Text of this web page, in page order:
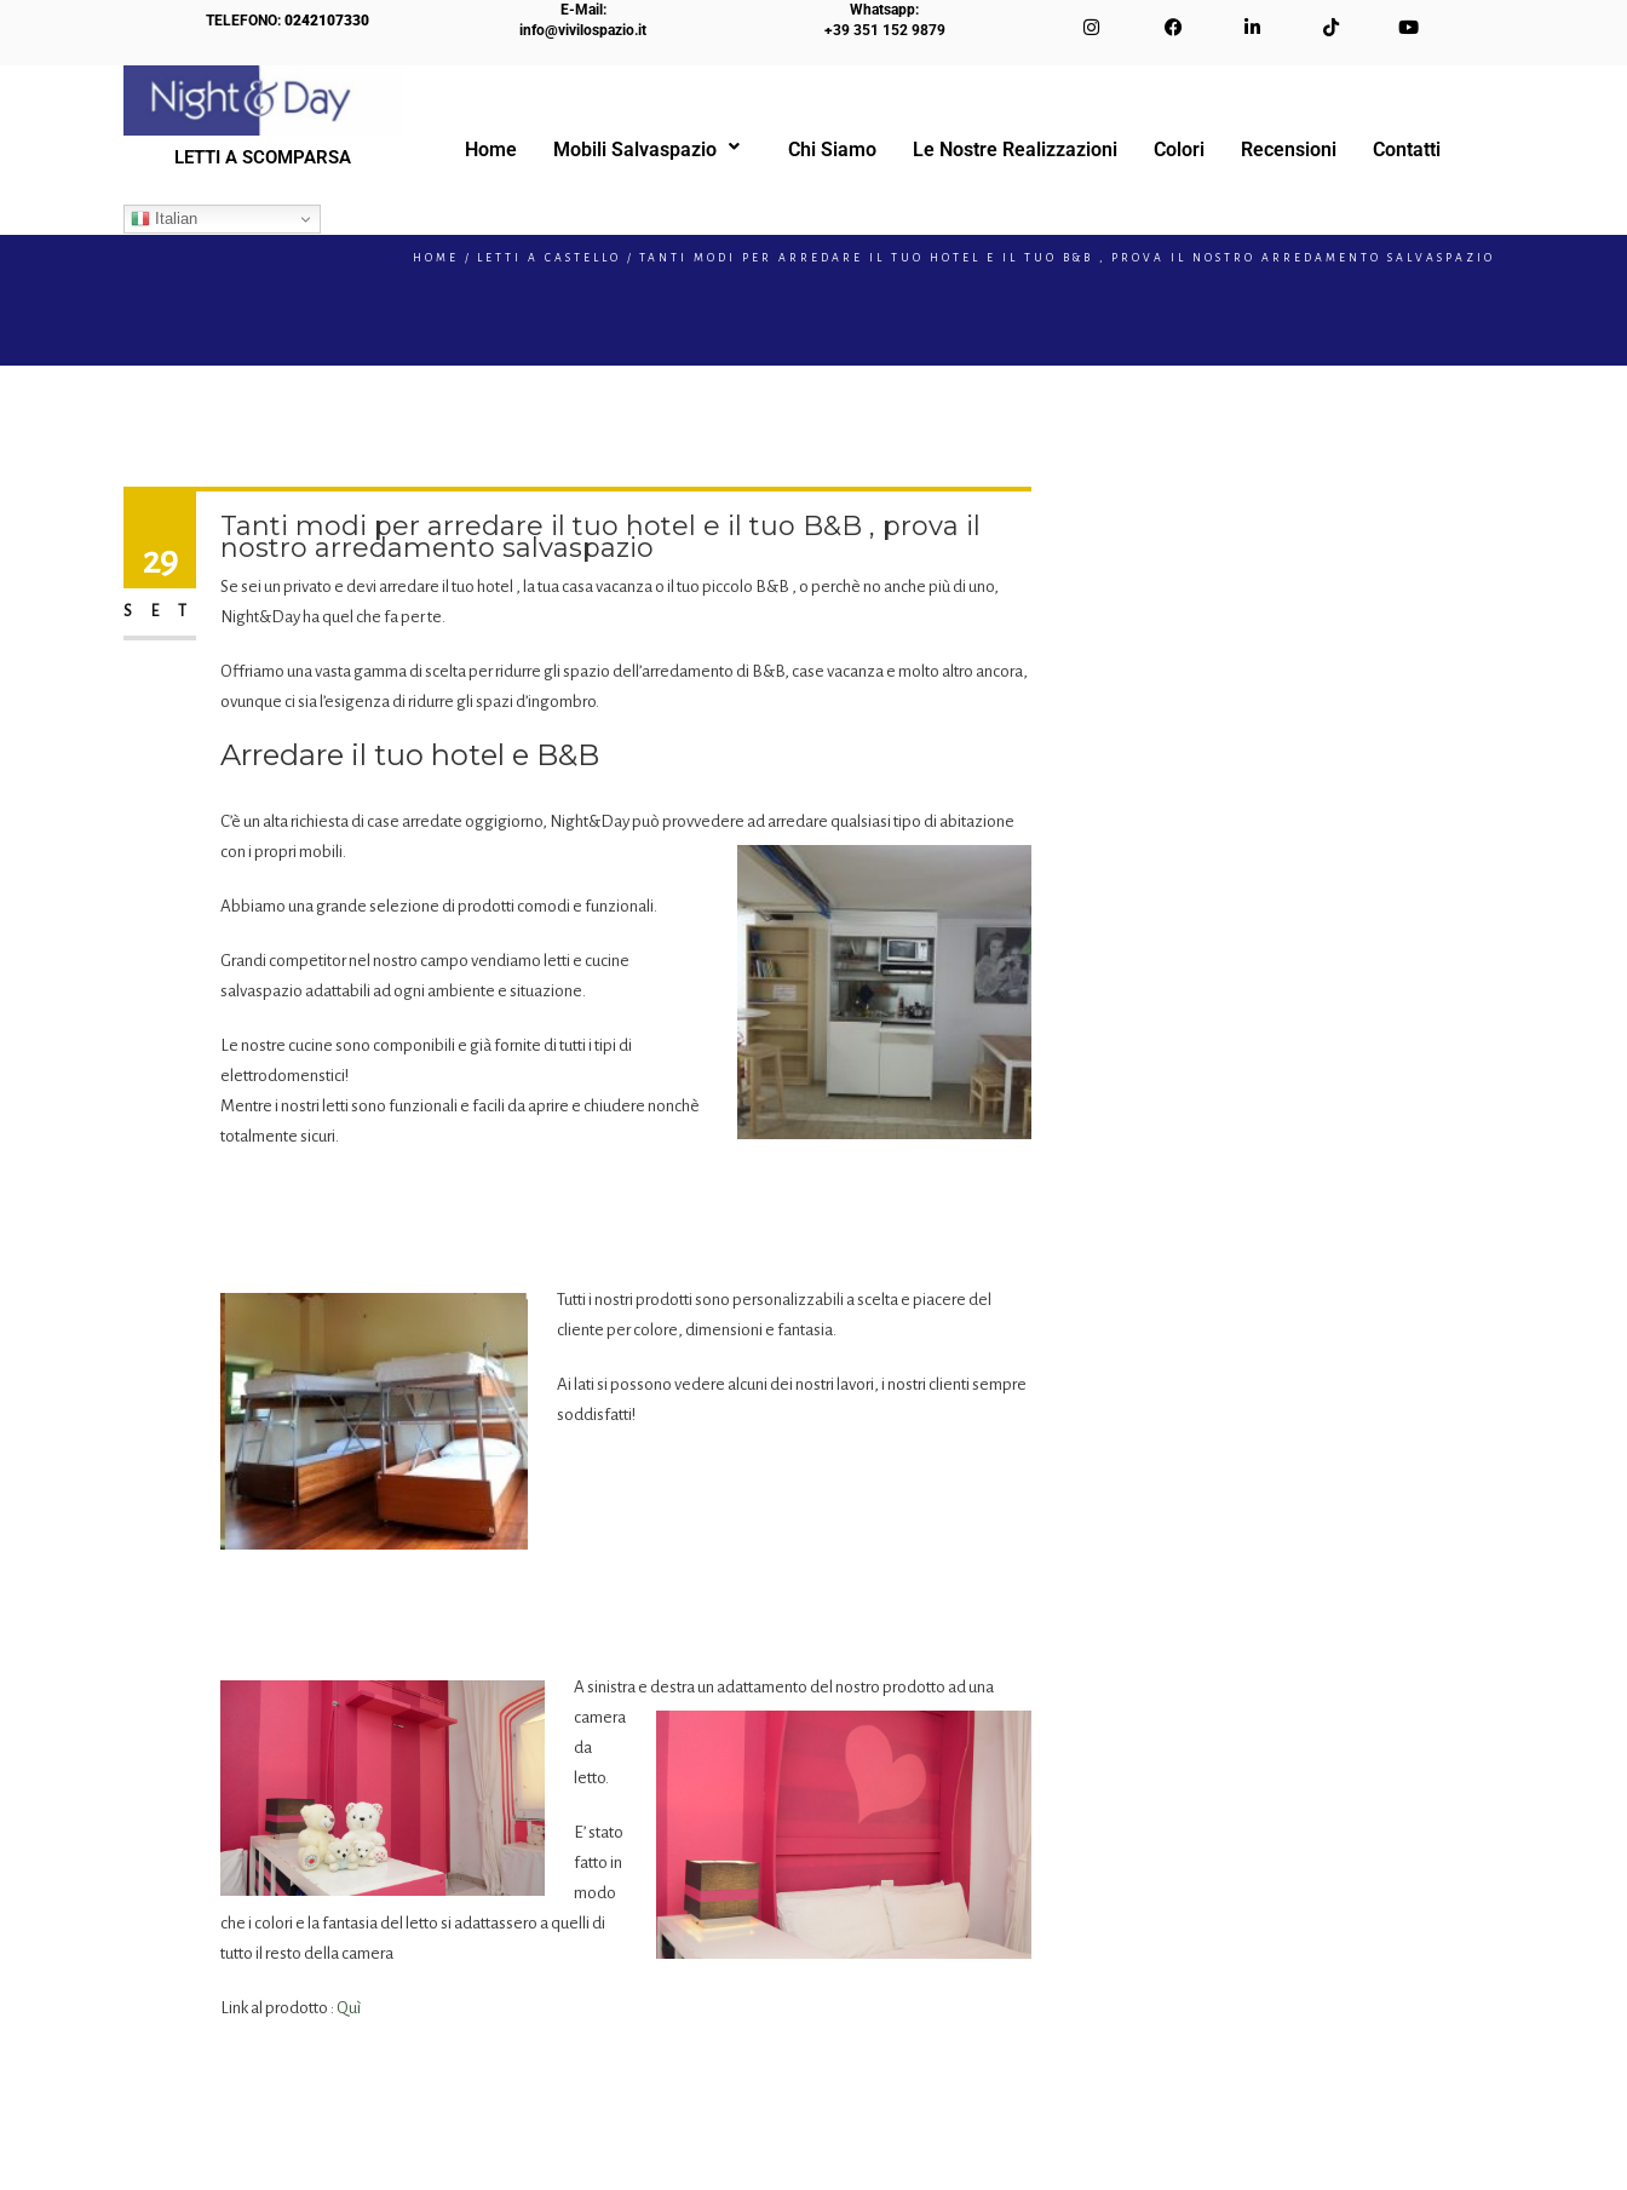
TELEFONO:0242107330
E-Mail:
info@vivilospazio.it
Whatsapp:
+39 351 152 9879
LETTI A SCOMPARSA
Italian
Home Mobili Salvaspazio Chi Siamo Le Nostre Realizzazioni Colori Recensioni Contatti
IL NOSTRO BLOG!
HOME LETTI A CASTELLO TANTI MODI PER ARREDARE IL TUO HOTEL E IL TUO B&B , PROVA IL NOSTRO ARREDAMENTO SALVASPAZIO
29
SET
Tanti modi per arredare il tuo hotel e il tuo B&B , prova il
nostro arredamento salvaspazio
Se sei un privato e devi arredare il tuo hotel , la tua casa vacanza o il tuo piccolo B&B , o perchè no anche più di uno,
Night&Day ha quel che fa per te.
Offriamo una vasta gamma di scelta per ridurre gli spazio dell’arredamento di B&B, case vacanza e molto altro ancora,
ovunque ci sia l’esigenza di ridurre gli spazi d’ingombro.
Arredare il tuo hotel e B&B
C’è un alta richiesta di case arredate oggigiorno, Night&Day può provvedere ad arredare qualsiasi tipo di abitazione
con i propri mobili.
Abbiamo una grande selezione di prodotti comodi e funzionali.
Grandi competitor nel nostro campo vendiamo letti e cucine
salvaspazio adattabili ad ogni ambiente e situazione.
Le nostre cucine sono componibili e già fornite di tutti i tipi di
elettrodomenstici!
Mentre i nostri letti sono funzionali e facili da aprire e chiudere nonchè
totalmente sicuri.
Tutti i nostri prodotti sono personalizzabili a scelta e piacere del
cliente per colore, dimensioni e fantasia.
Ai lati si possono vedere alcuni dei nostri lavori, i nostri clienti sempre
soddisfatti!
A sinistra e destra un adattamento del nostro prodotto ad una
camera
da
letto.
E’ stato
fatto in
modo
che i colori e la fantasia del letto si adattassero a quelli di
tutto il resto della camera
Link al prodotto : Quì